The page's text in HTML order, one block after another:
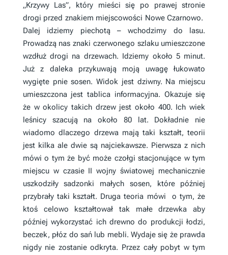
„Krzywy Las”, który mieści się po prawej stronie
drogi przed znakiem miejscowości Nowe Czarnowo.
Dalej idziemy piechotą – wchodzimy do lasu.
Prowadzą nas znaki czerwonego szlaku umieszczone
wzdłuż drogi na drzewach. Idziemy około 5 minut.
Już z daleka przykuwają moją uwagę łukowato
wygięte pnie sosen. Widok jest dziwny. Na miejscu
umieszczona jest tablica informacyjna. Okazuje się
że w okolicy takich drzew jest około 400. Ich wiek
leśnicy szacują na około 80 lat. Dokładnie nie
wiadomo dlaczego drzewa mają taki kształt, teorii
jest kilka ale dwie są najciekawsze. Pierwsza z nich
mówi o tym że być może czołgi stacjonujące w tym
miejscu w czasie II wojny światowej mechanicznie
uszkodziły sadzonki małych sosen, które później
przybrały taki kształt. Druga teoria mówi o tym, że
ktoś celowo kształtował tak małe drzewka aby
później wykorzystać ich drewno do produkcji łodzi,
beczek, płóz do sań lub mebli. Wydaje się że prawda
nigdy nie zostanie odkryta. Przez cały pobyt w tym